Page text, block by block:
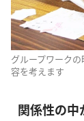
グループワーク
容を考えます
関係性の中